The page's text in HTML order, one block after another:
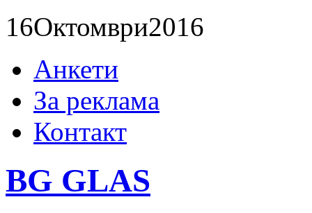
16Октомври2016
Анкети
За реклама
Контакт
BG GLAS